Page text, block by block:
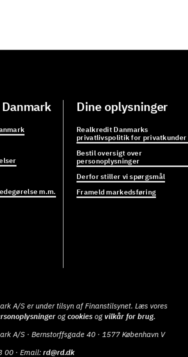
m.m.
Dine oplysninger
Realkredit Danmarks
privatlivspolitik for privatkunder
Bestil oversigt over
personoplysninger
Derfor stiller vi spørgsmål
Frameld markedsføring
A/S er under tilsyn af Finanstilsynet. Læs vores
og cookies og vilkår for brug.
A/S · Bernstorffsgade 40 · 1577 København V
00 · Email: rd@rd.dk